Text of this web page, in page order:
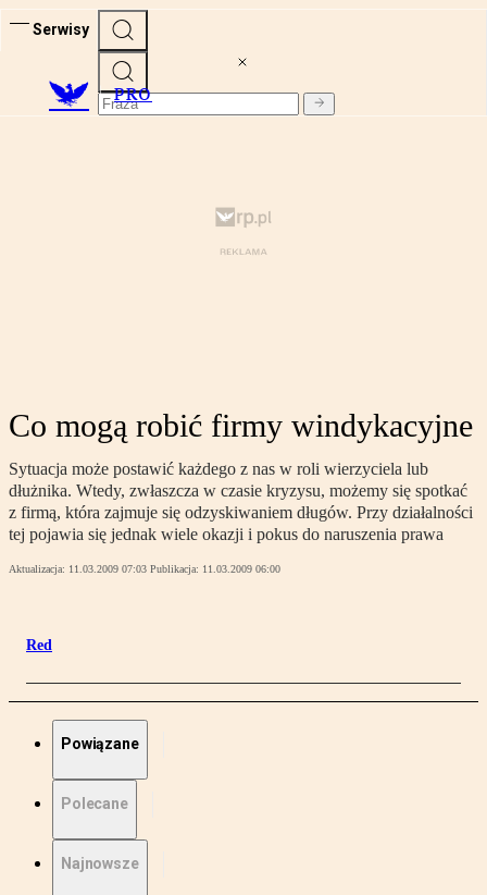
Serwisy
PRO
Co mogą robić firmy windykacyjne
Sytuacja może postawić każdego z nas w roli wierzyciela lub
dłużnika. Wtedy, zwłaszcza w czasie kryzysu, możemy się spotkać
z firmą, która zajmuje się odzyskiwaniem długów. Przy działalności
tej pojawia się jednak wiele okazji i pokus do naruszenia prawa
Aktualizacja: 11.03.2009 07:03 Publikacja: 11.03.2009 06:00
Red
Powiązane
Polecane
Najnowsze